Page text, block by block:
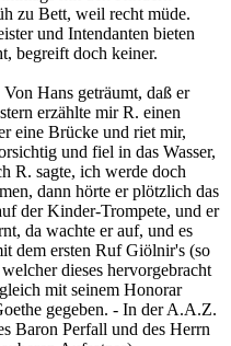
zu Bett, weil recht müde.
und Intendanten bieten
begreift doch keiner.
Hans geträumt, daß er
erzählte mir R. einen
eine Brücke und riet mir,
und fiel in das Wasser,
R. sagte, ich werde doch
dann hörte er plötzlich das
der Kinder-Trompete, und er
da wachte er auf, und es
dem ersten Ruf Giölnir's (so
dieses hervorgebracht
mit seinem Honorar
gegeben. - In der A.A.Z.
Baron Perfall und des Herrn